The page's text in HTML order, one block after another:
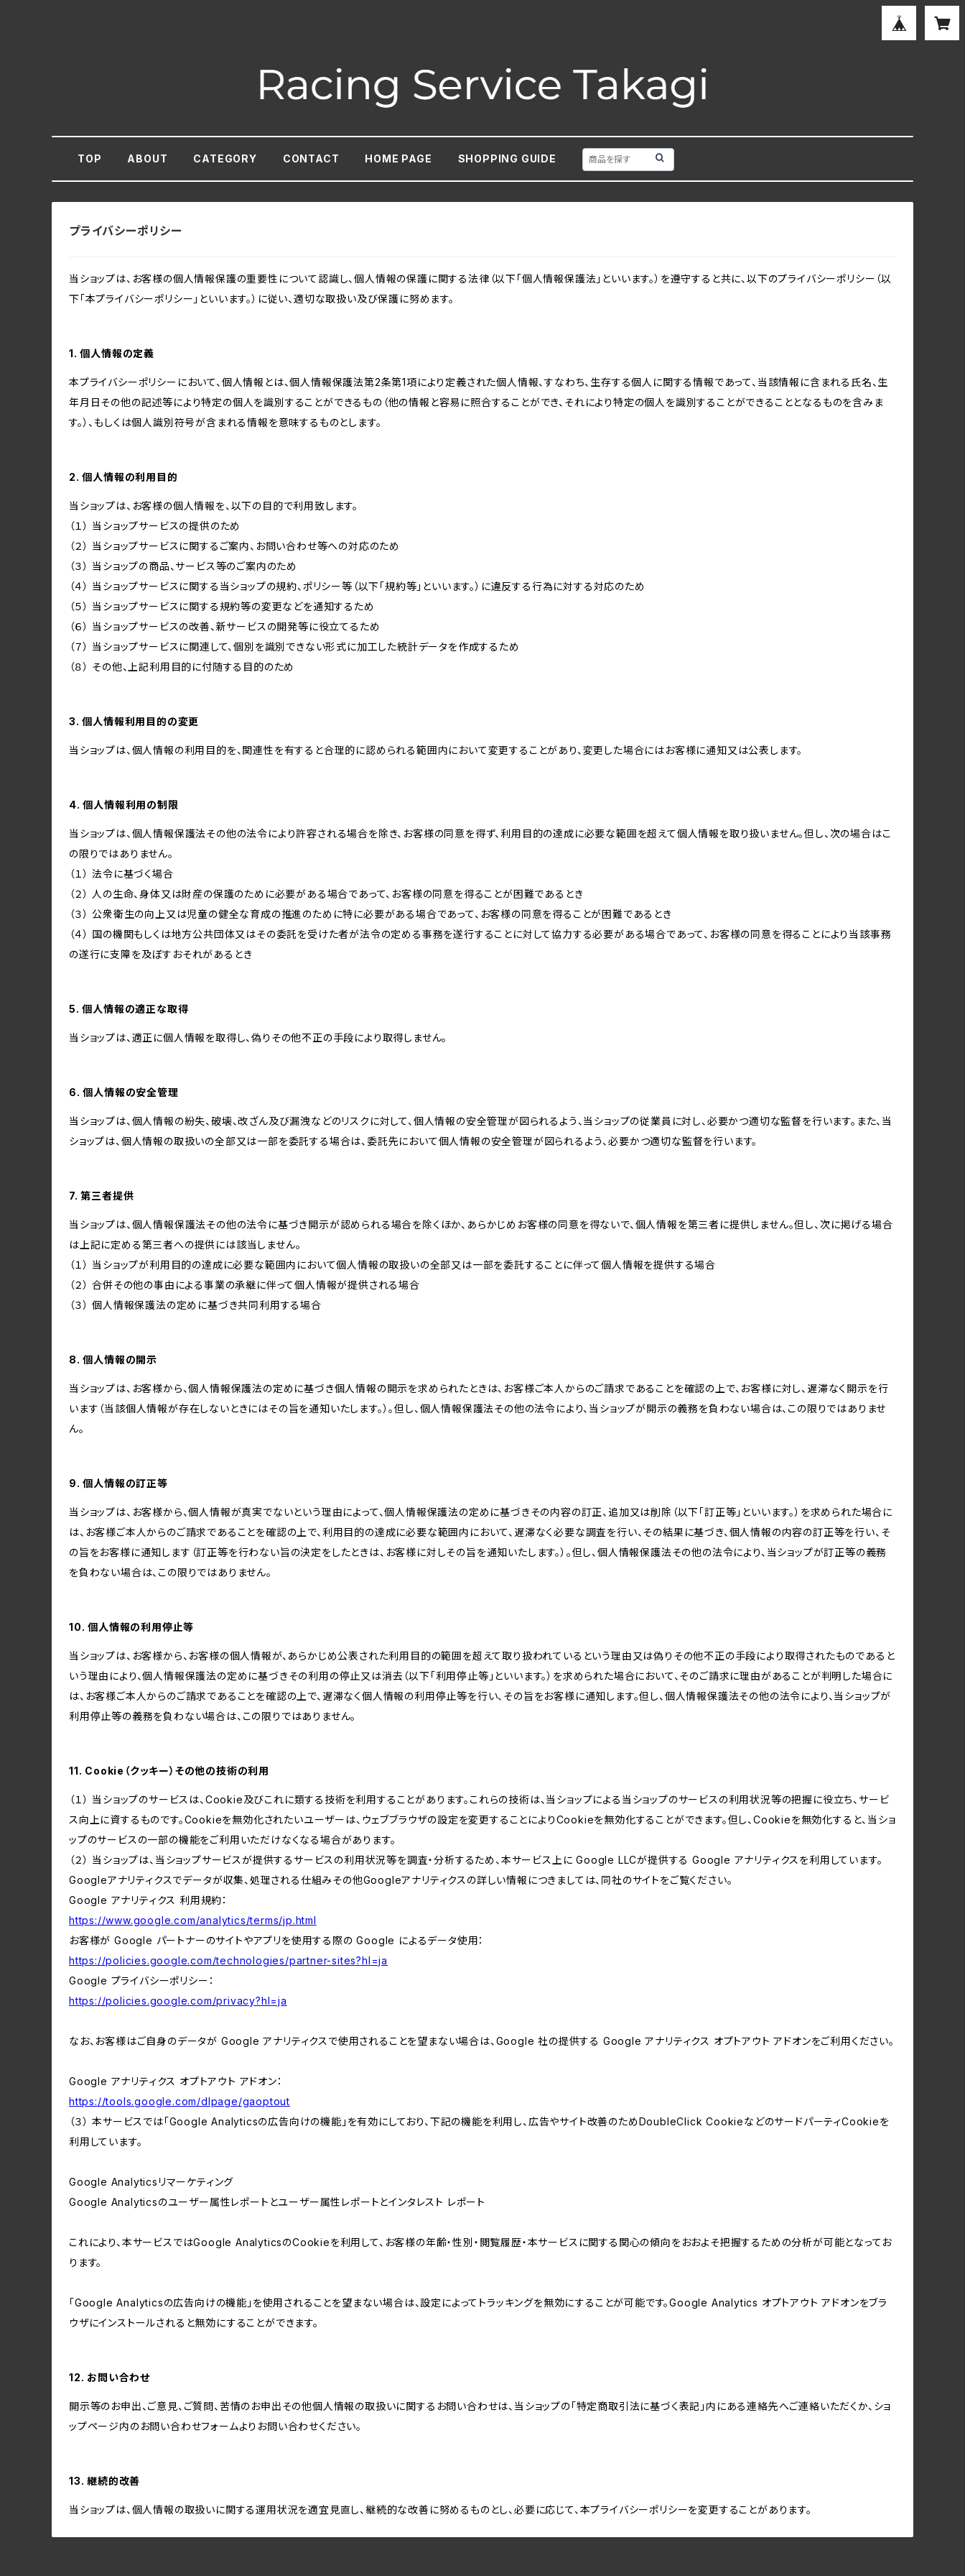
TOP ABOUT CATEGORY CONTACT HOME PAGE SHOPPING GUIDE
プライバシーポリシー
当ショップは、お客様の個人情報保護の重要性について認識し、個人情報の保護に関する法律（以下「個人情報保護法」といいます。）を遵守すると共に、以下のプライバシーポリシー（以
下「本プライバシーポリシー」といいます。）に従い、適切な取扱い及び保護に努めます。
1. 個人情報の定義
本プライバシーポリシーにおいて、個人情報とは、個人情報保護法第2条第1項により定義された個人情報、すなわち、生存する個人に関する情報であって、当該情報に含まれる氏名、生
年月日その他の記述等により特定の個人を識別することができるもの（他の情報と容易に照合することができ、それにより特定の個人を識別することができることとなるものを含みま
す。）、もしくは個人識別符号が含まれる情報を意味するものとします。
2. 個人情報の利用目的
当ショップは、お客様の個人情報を、以下の目的で利用致します。
（１） 当ショップサービスの提供のため
（２） 当ショップサービスに関するご案内、お問い合わせ等への対応のため
（３） 当ショップの商品、サービス等のご案内のため
（４） 当ショップサービスに関する当ショップの規約、ポリシー等（以下「規約等」といいます。）に違反する行為に対する対応のため
（５） 当ショップサービスに関する規約等の変更などを通知するため
（６） 当ショップサービスの改善、新サービスの開発等に役立てるため
（７） 当ショップサービスに関連して、個別を識別できない形式に加工した統計データを作成するため
（８） その他、上記利用目的に付随する目的のため
3. 個人情報利用目的の変更
当ショップは、個人情報の利用目的を、関連性を有すると合理的に認められる範囲内において変更することがあり、変更した場合にはお客様に通知又は公表します。
4. 個人情報利用の制限
当ショップは、個人情報保護法その他の法令により許容される場合を除き、お客様の同意を得ず、利用目的の達成に必要な範囲を超えて個人情報を取り扱いません。但し、次の場合はこ
の限りではありません。
（１） 法令に基づく場合
（２） 人の生命、身体又は財産の保護のために必要がある場合であって、お客様の同意を得ることが困難であるとき
（３） 公衆衛生の向上又は児童の健全な育成の推進のために特に必要がある場合であって、お客様の同意を得ることが困難であるとき
（４） 国の機関もしくは地方公共団体又はその委託を受けた者が法令の定める事務を遂行することに対して協力する必要がある場合であって、お客様の同意を得ることにより当該事務
の遂行に支障を及ぼすおそれがあるとき
5. 個人情報の適正な取得
当ショップは、適正に個人情報を取得し、偽りその他不正の手段により取得しません。
6. 個人情報の安全管理
当ショップは、個人情報の紛失、破壊、改ざん及び漏洩などのリスクに対して、個人情報の安全管理が図られるよう、当ショップの従業員に対し、必要かつ適切な監督を行います。また、当
ショップは、個人情報の取扱いの全部又は一部を委託する場合は、委託先において個人情報の安全管理が図られるよう、必要かつ適切な監督を行います。
7. 第三者提供
当ショップは、個人情報保護法その他の法令に基づき開示が認められる場合を除くほか、あらかじめお客様の同意を得ないで、個人情報を第三者に提供しません。但し、次に掲げる場合
は上記に定める第三者への提供には該当しません。
（１） 当ショップが利用目的の達成に必要な範囲内において個人情報の取扱いの全部又は一部を委託することに伴って個人情報を提供する場合
（２） 合併その他の事由による事業の承継に伴って個人情報が提供される場合
（３） 個人情報保護法の定めに基づき共同利用する場合
8. 個人情報の開示
当ショップは、お客様から、個人情報保護法の定めに基づき個人情報の開示を求められたときは、お客様ご本人からのご請求であることを確認の上で、お客様に対し、遅滞なく開示を行
います（当該個人情報が存在しないときにはその旨を通知いたします。）。但し、個人情報保護法その他の法令により、当ショップが開示の義務を負わない場合は、この限りではありませ
ん。
9. 個人情報の訂正等
当ショップは、お客様から、個人情報が真実でないという理由によって、個人情報保護法の定めに基づきその内容の訂正、追加又は削除（以下「訂正等」といいます。）を求められた場合に
は、お客様ご本人からのご請求であることを確認の上で、利用目的の達成に必要な範囲内において、遅滞なく必要な調査を行い、その結果に基づき、個人情報の内容の訂正等を行い、そ
の旨をお客様に通知します（訂正等を行わない旨の決定をしたときは、お客様に対しその旨を通知いたします。）。但し、個人情報保護法その他の法令により、当ショップが訂正等の義務
を負わない場合は、この限りではありません。
10. 個人情報の利用停止等
当ショップは、お客様から、お客様の個人情報が、あらかじめ公表された利用目的の範囲を超えて取り扱われているという理由又は偽りその他不正の手段により取得されたものであると
いう理由により、個人情報保護法の定めに基づきその利用の停止又は消去（以下「利用停止等」といいます。）を求められた場合において、そのご請求に理由があることが判明した場合に
は、お客様ご本人からのご請求であることを確認の上で、遅滞なく個人情報の利用停止等を行い、その旨をお客様に通知します。但し、個人情報保護法その他の法令により、当ショップが
利用停止等の義務を負わない場合は、この限りではありません。
11. Cookie（クッキー）その他の技術の利用
（１） 当ショップのサービスは、Cookie及びこれに類する技術を利用することがあります。これらの技術は、当ショップによる当ショップのサービスの利用状況等の把握に役立ち、サービ
ス向上に資するものです。Cookieを無効化されたいユーザーは、ウェブブラウザの設定を変更することによりCookieを無効化することができます。但し、Cookieを無効化すると、当ショ
ップのサービスの一部の機能をご利用いただけなくなる場合があります。
（２） 当ショップは、当ショップサービスが提供するサービスの利用状況等を調査・分析するため、本サービス上に Google LLCが提供する Google アナリティクスを利用しています。
Googleアナリティクスでデータが収集、処理される仕組みその他Googleアナリティクスの詳しい情報につきましては、同社のサイトをご覧ください。
Google アナリティクス 利用規約：
https://www.google.com/analytics/terms/jp.html
お客様が Google パートナーのサイトやアプリを使用する際の Google によるデータ使用：
https://policies.google.com/technologies/partner-sites?hl=ja
Google プライバシーポリシー：
https://policies.google.com/privacy?hl=ja
なお、お客様はご自身のデータが Google アナリティクスで使用されることを望まない場合は、Google 社の提供する Google アナリティクス オプトアウト アドオンをご利用ください。
Google アナリティクス オプトアウト アドオン：
https://tools.google.com/dlpage/gaoptout
（３） 本サービスでは「Google Analyticsの広告向けの機能」を有効にしており、下記の機能を利用し、広告やサイト改善のためDoubleClick CookieなどのサードパーティCookieを
利用しています。
Google Analyticsリマーケティング
Google Analyticsのユーザー属性レポートとユーザー属性レポートとインタレスト レポート
これにより、本サービスではGoogle AnalyticsのCookieを利用して、お客様の年齢・性別・閲覧履歴・本サービスに関する関心の傾向をおおよそ把握するための分析が可能となってお
ります。
「Google Analyticsの広告向けの機能」を使用されることを望まない場合は、設定によってトラッキングを無効にすることが可能です。Google Analytics オプトアウト アドオンをブラ
ウザにインストールされると無効にすることができます。
12. お問い合わせ
開示等のお申出、ご意見、ご質問、苦情のお申出その他個人情報の取扱いに関するお問い合わせは、当ショップの「特定商取引法に基づく表記」内にある連絡先へご連絡いただくか、ショ
ップページ内のお問い合わせフォームよりお問い合わせください。
13. 継続的改善
当ショップは、個人情報の取扱いに関する運用状況を適宜見直し、継続的な改善に努めるものとし、必要に応じて、本プライバシーポリシーを変更することがあります。